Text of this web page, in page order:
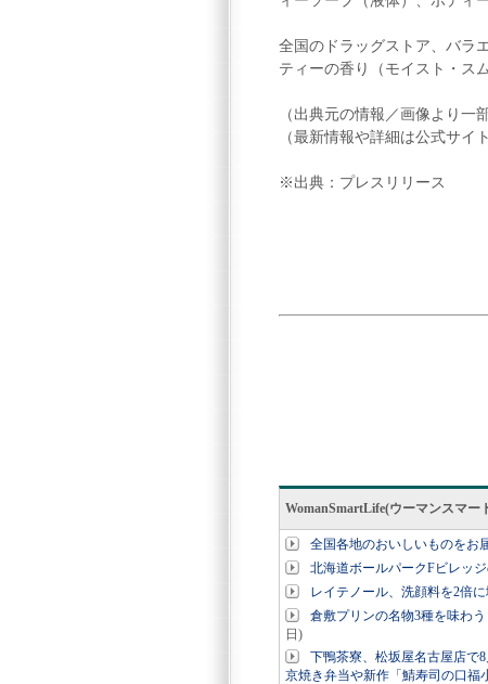
全国のドラッグストア、バラ
ティーの香り（モイスト・ス
（出典元の情報／画像より一
（最新情報や詳細は公式サイ
※出典：プレスリリース
WomanSmartLife(ウーマンスマー
全国各地のおいしいものを
北海道ボールパークFビレッ
レイテノール、洗顔料を2倍
倉敷プリンの名物3種を味わ
日)
下鴨茶寮、松坂屋名古屋店で
京焼き弁当や新作「鯖寿司の口福